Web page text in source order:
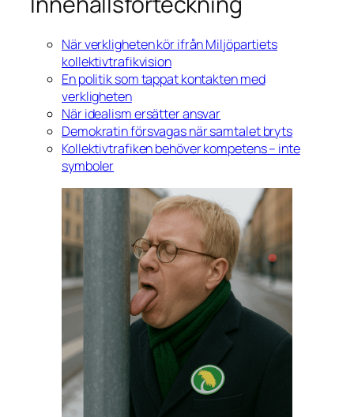
När verkligheten kör ifrån Miljöpartiets
kollektivtrafikvision
En politik som tappat kontakten med
verkligheten
När idealism ersätter ansvar
Demokratin försvagas när samtalet bryts
Kollektivtrafiken behöver kompetens – inte
symboler